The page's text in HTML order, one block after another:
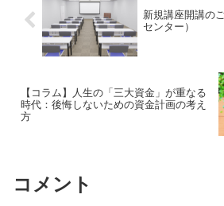
新規講座開講の
センター）
【コラム】人生の「三大資金」が重なる
時代：後悔しないための資金計画の考え
方
コメント